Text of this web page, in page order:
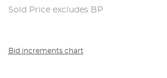
Sold Price excludes BP
Bid increments chart